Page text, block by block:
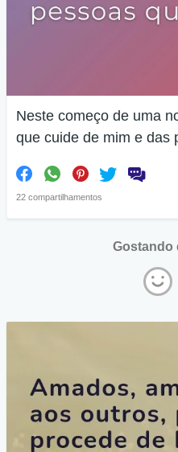
Neste começo de uma
que cuide de mim e das
22 compartilhamentos
Gostando